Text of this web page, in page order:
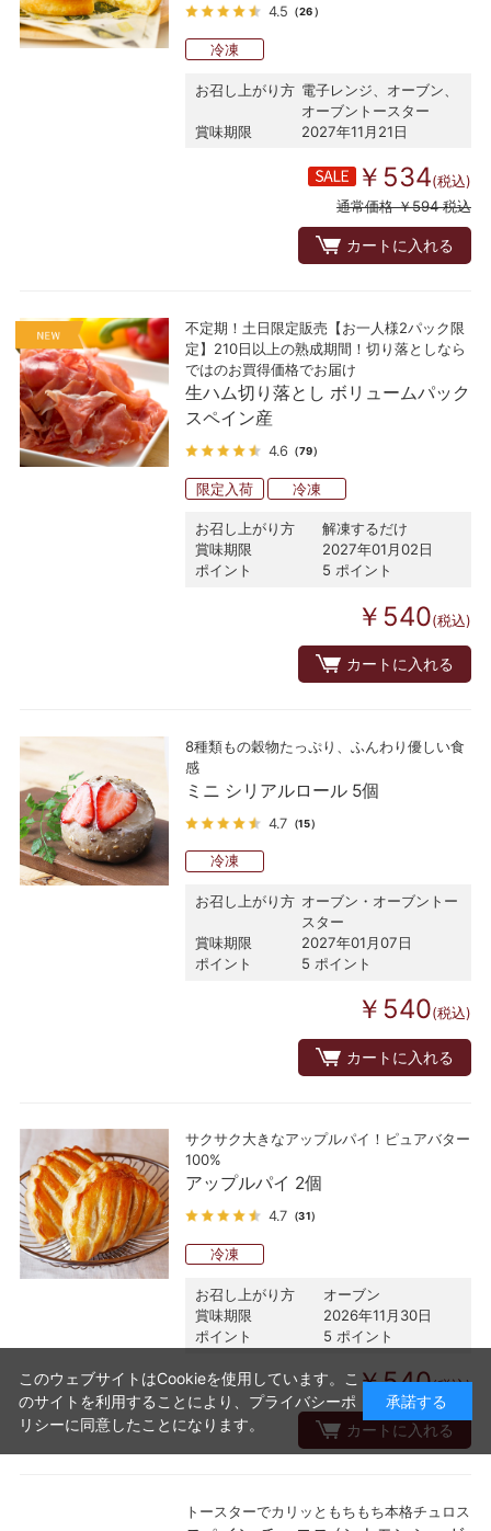
4.5 （26）
冷凍
お召し上がり方 電子レンジ、オーブン、
オーブントースター
賞味期限
2027年11月21日
￥534(税込)
通常価格 ￥594 税込
カートに入れる
不定期！土日限定販売【お一人様2パック限
定】210日以上の熟成期間！切り落としなら
ではのお買得価格でお届け
生ハム切り落とし ボリュームパック
スペイン産
4.6 （79）
限定入荷 冷凍
お召し上がり方
解凍するだけ
賞味期限
2027年01月02日
ポイント
5 ポイント
￥540(税込)
カートに入れる
8種類もの穀物たっぷり、ふんわり優しい食
感
ミニ シリアルロール 5個
4.7 （15）
冷凍
お召し上がり方 オーブン・オーブントー
スター
賞味期限
2027年01月07日
ポイント
5 ポイント
￥540(税込)
カートに入れる
サクサク大きなアップルパイ！ピュアバター
100%
アップルパイ 2個
4.7 （31）
冷凍
お召し上がり方
オーブン
賞味期限
2026年11月30日
ポイント
5 ポイント
￥540(税込)
カートに入れる
トースターでカリッともちもち本格チュロス
このウェブサイトはCookieを使用しています。こ
のサイトを利用することにより、 プライバシーポ
リシーに同意したことになります。
承諾する